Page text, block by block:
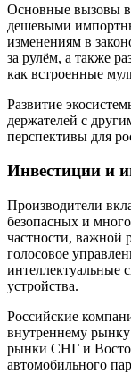
Основные вызовы
дешевыми
изменениям в
за рулём, а также
как встроенные
Развитие
держателей с
перспективы для
Инвестиции и
Производители
безопасных и
частности, важной
голосовое
интеллектуальные
устройства.
Российские
внутреннему
рынки СНГ и
автомобильного